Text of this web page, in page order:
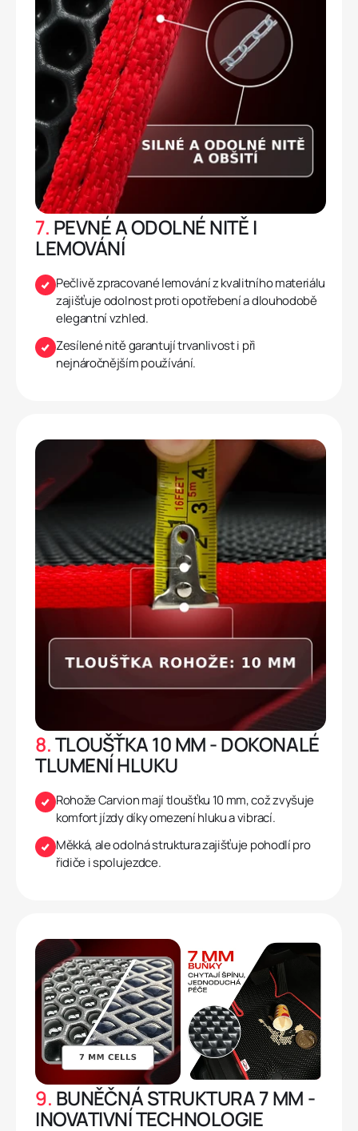
7. PEVNÉ A ODOLNÉ NITĚ I
LEMOVÁNÍ
Pečlivě zpracované lemování z kvalitního materiálu
zajišťuje odolnost proti opotřebení a dlouhodobě
elegantní vzhled.
Zesílené nitě garantují trvanlivost i při
nejnáročnějším používání.
8.TLOUŠŤKA 10 MM - DOKONALÉ
TLUMENÍ HLUKU
Rohože Carvion mají tloušťku 10 mm, což zvyšuje
komfort jízdy díky omezení hluku a vibrací.
Měkká, ale odolná struktura zajišťuje pohodlí pro
řidiče i spolujezdce.
9. BUNĚČNÁ STRUKTURA 7 MM -
INOVATIVNÍ TECHNOLOGIE